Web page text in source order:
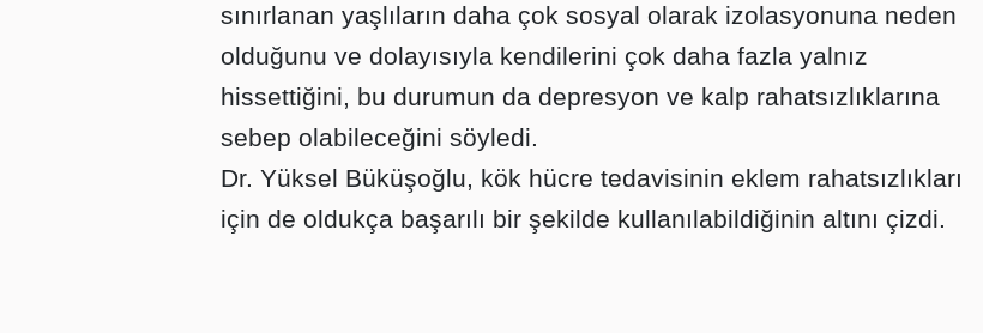
sınırlanan yaşlıların daha çok sosyal olarak izolasyonuna neden
olduğunu ve dolayısıyla kendilerini çok daha fazla yalnız
hissettiğini, bu durumun da depresyon ve kalp rahatsızlıklarına
sebep olabileceğini söyledi.
Dr. Yüksel Büküşoğlu, kök hücre tedavisinin eklem rahatsızlıkları
için de oldukça başarılı bir şekilde kullanılabildiğinin altını çizdi.